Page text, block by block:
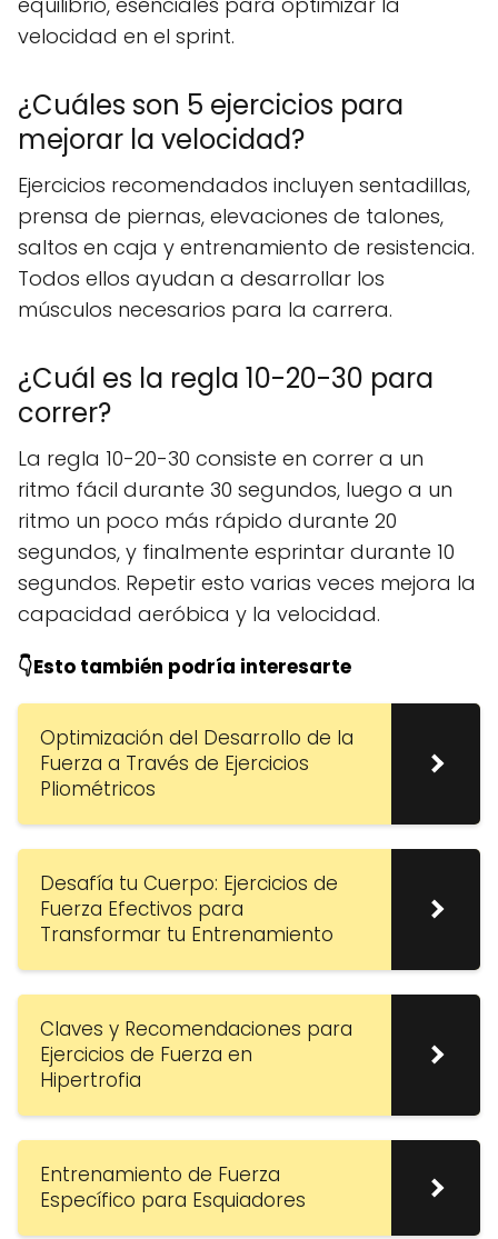
velocidad en el sprint.
¿Cuáles son 5 ejercicios para
mejorar la velocidad?
Ejercicios recomendados incluyen sentadillas,
prensa de piernas, elevaciones de talones,
saltos en caja y entrenamiento de resistencia.
Todos ellos ayudan a desarrollar los
músculos necesarios para la carrera.
¿Cuál es la regla 10-20-30 para
correr?
La regla 10-20-30 consiste en correr a un
ritmo fácil durante 30 segundos, luego a un
ritmo un poco más rápido durante 20
segundos, y finalmente esprintar durante 10
segundos. Repetir esto varias veces mejora la
capacidad aeróbica y la velocidad.
👇Esto también podría interesarte
Optimización del Desarrollo de la
Fuerza a Través de Ejercicios
Pliométricos
Desafía tu Cuerpo: Ejercicios de
Fuerza Efectivos para
Transformar tu Entrenamiento
Claves y Recomendaciones para
Ejercicios de Fuerza en
Hipertrofia
Entrenamiento de Fuerza
Específico para Esquiadores